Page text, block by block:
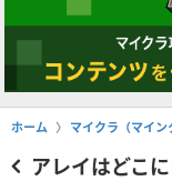
ホーム マイクラ（マイ
アレイはどこ